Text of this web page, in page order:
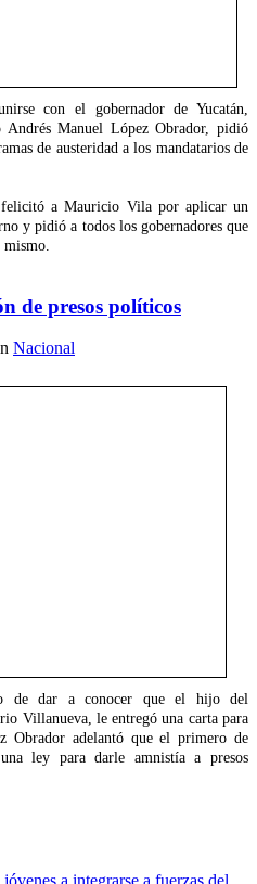
con el gobernador de Yucatán,
Manuel López Obrador, pidió
de austeridad a los mandatarios de
a Mauricio Vila por aplicar un
y pidió a todos los gobernadores que
de presos políticos
Nacional
de dar a conocer que el hijo del
Villanueva, le entregó una carta para
Obrador adelantó que el primero de
ley para darle amnistía a presos
a integrarse a fuerzas del